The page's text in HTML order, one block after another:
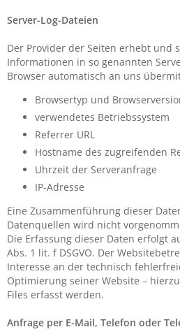
Server-Log-Dateien
Der Provider der Seiten erhebt und
Informationen in so genannten
Browser automatisch an uns
Browsertyp und
verwendetes Betriebssystem
Referrer URL
Hostname des zugreifenden
Uhrzeit der Serveranfrage
IP-Adresse
Eine Zusammenführung dieser
Datenquellen wird nicht
Die Erfassung dieser Daten erfolgt
Abs. 1 lit. f DSGVO. Der
Interesse an der technisch
Optimierung seiner Website –
Files erfasst werden.
Anfrage per E-Mail, Telefon oder